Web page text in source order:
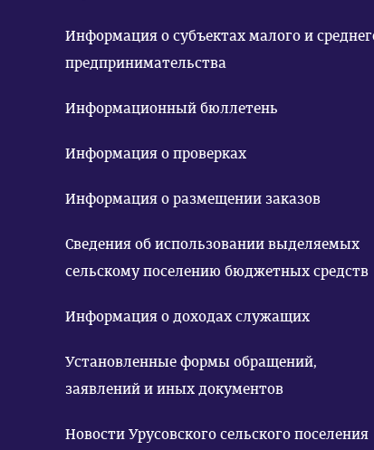
Информация о субъектах малого и
предпринимательства
Информационный бюллетень
Информация о проверках
Информация о размещении заказов
Сведения об использовании выделяемых
сельскому поселению бюджетных средств
Информация о доходах служащих
Установленные формы обращений,
заявлений и иных документов
Новости Урусовского сельского поселения